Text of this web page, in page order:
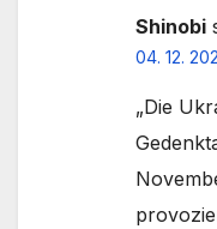
Shinobi
04. 12.
„Die